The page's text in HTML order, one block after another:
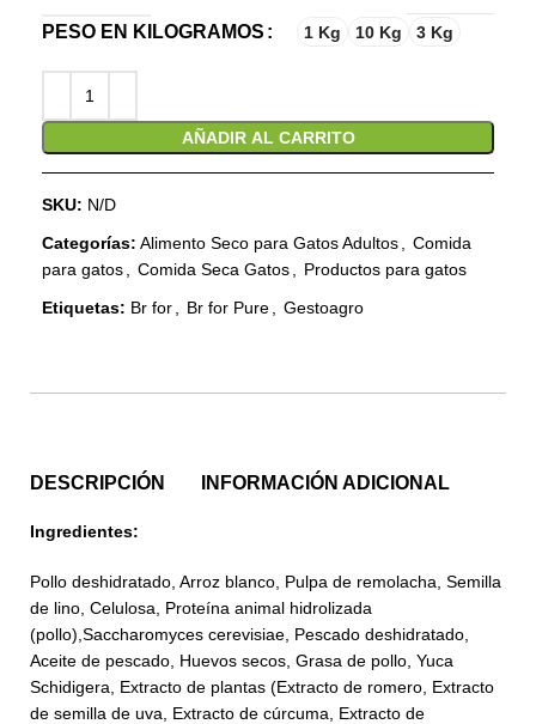
PESO EN KILOGRAMOS 1 Kg 10 Kg 3 Kg
AÑADIR AL CARRITO
SKU: N/D
Categorías: Alimento Seco para Gatos Adultos
Comida
para gatos
Comida Seca Gatos
Productos para gatos
Etiquetas: Br for Br for Pure Gestoagro
DESCRIPCIÓN INFORMACIÓN ADICIONAL
Ingredientes:
Pollo deshidratado, Arroz blanco, Pulpa de remolacha, Semilla
de lino, Celulosa, Proteína animal hidrolizada
(pollo),Saccharomyces cerevisiae, Pescado deshidratado,
Aceite de pescado, Huevos secos, Grasa de pollo, Yuca
Schidigera, Extracto de plantas (Extracto de romero, Extracto
de semilla de uva, Extracto de cúrcuma, Extracto de